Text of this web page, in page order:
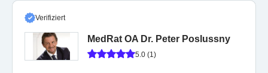
Verifiziert
MedRat OA Dr. Peter Poslussny
5.0 (1)